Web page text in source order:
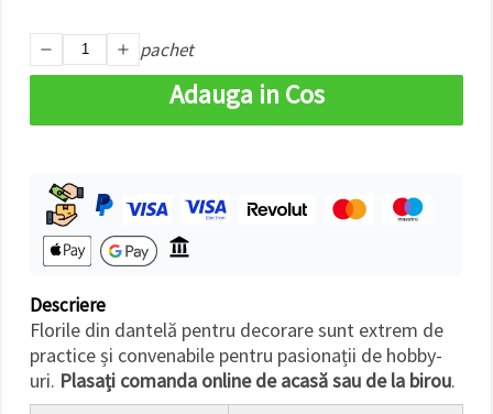
Аcceptati
pachet
Adauga in Cos
Descriere
Florile din dantelă pentru decorare sunt extrem de
practice și convenabile pentru pasionații de hobby-
uri. Plasați comanda online de acasă sau de la birou.